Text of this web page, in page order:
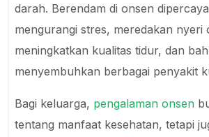
darah. Berendam di onsen
mengurangi stres, meredakan nyeri
meningkatkan kualitas tidur, dan
menyembuhkan berbagai penyakit
Bagi keluarga, pengalaman onsen
tentang manfaat kesehatan, tetapi